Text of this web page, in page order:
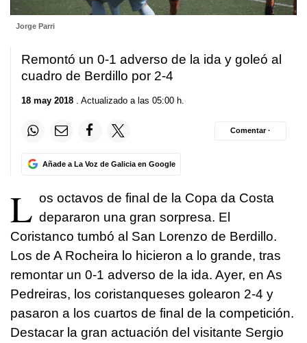
Jorge Parri
Remontó un 0-1 adverso de la ida y goleó al
cuadro de Berdillo por 2-4
18 may 2018 . Actualizado a las 05:00 h.
Añade a La Voz de Galicia en Google
Comentar ·
L os octavos de final de la Copa da Costa
depararon una gran sorpresa. El
Coristanco tumbó al San Lorenzo de Berdillo.
Los de A Rocheira lo hicieron a lo grande, tras
remontar un 0-1 adverso de la ida. Ayer, en As
Pedreiras, los coristanqueses golearon 2-4 y
pasaron a los cuartos de final de la competición.
Destacar la gran actuación del visitante Sergio